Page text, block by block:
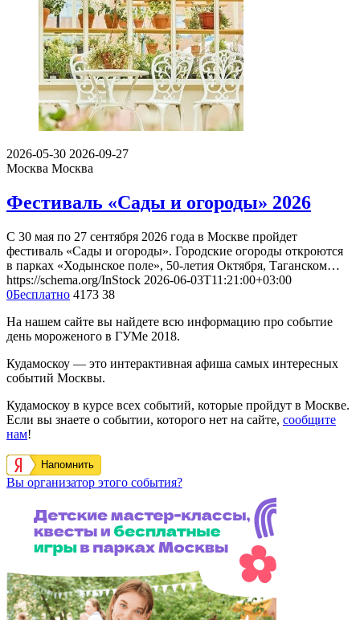
2026-05-30 2026-09-27
Москва Москва
Фестиваль «Сады и огороды» 2026
С 30 мая по 27 сентября 2026 года в Москве пройдет
фестиваль «Сады и огороды». Городские огороды откроются
в парках «Ходынское поле», 50-летия Октября, Таганском…
https://schema.org/InStock 2026-06-03T11:21:00+03:00
0Бесплатно 4173 38
На нашем сайте вы найдете всю информацию про событие
день мороженого в ГУМе 2018.
Кудамоскоу — это интерактивная афиша самых интересных
событий Москвы.
Кудамоскоу в курсе всех событий, которые пройдут в Москве.
Если вы знаете о событии, которого нет на сайте, сообщите
нам!
Напомнить
Вы организатор этого события?